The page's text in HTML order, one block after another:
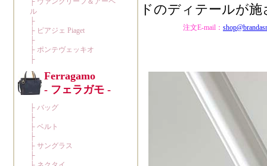
ドのディテールが
注文E-mail：